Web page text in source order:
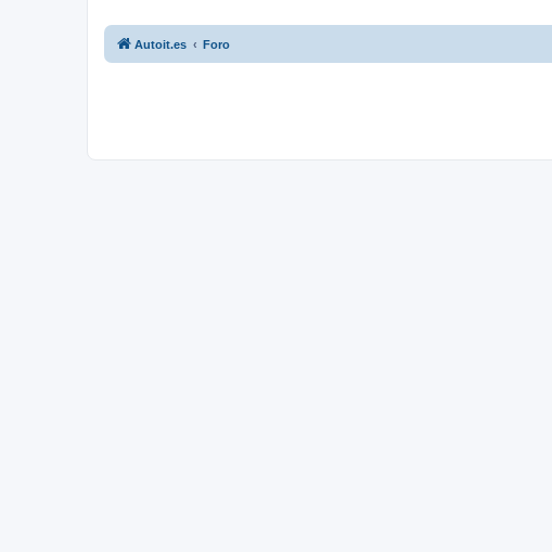
Autoit.es Foro